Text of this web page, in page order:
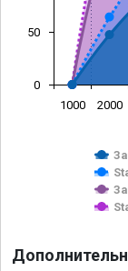
1000 2000
0
50